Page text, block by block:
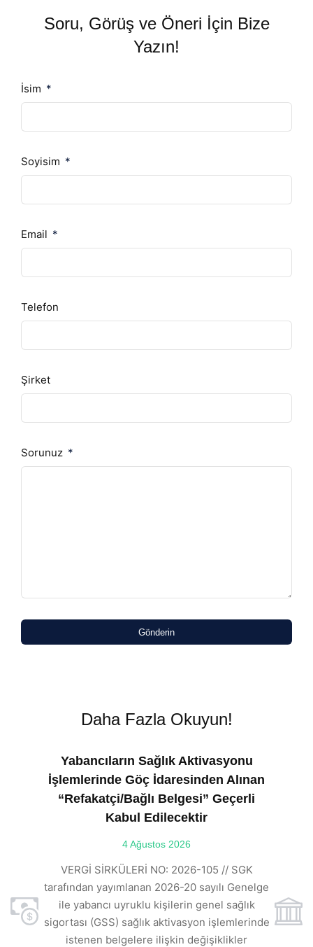
Soru, Görüş ve Öneri İçin Bize
Yazın!
İsim
Soyisim
Email
Telefon
Şirket
Sorunuz
Gönderin
Daha Fazla Okuyun!
Yabancıların Sağlık Aktivasyonu
İşlemlerinde Göç İdaresinden Alınan
“Refakatçi/Bağlı Belgesi” Geçerli
Kabul Edilecektir
4 Ağustos 2026
VERGİ SİRKÜLERİ NO: 2026-105 // SGK
tarafından yayımlanan 2026-20 sayılı Genelge
ile yabancı uyruklu kişilerin genel sağlık
sigortası (GSS) sağlık aktivasyon işlemlerinde
istenen belgelere ilişkin değişiklikler